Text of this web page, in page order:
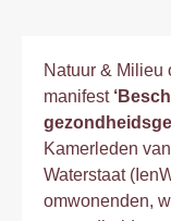
Natuur & Milieu
manifest
Kamerleden
Waterstaat
omwonenden,